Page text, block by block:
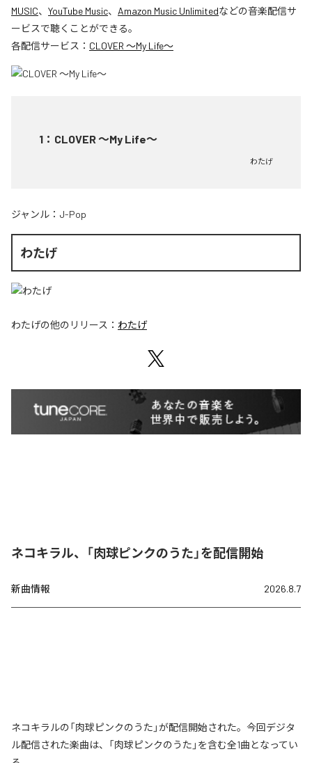
MUSIC、 YouTube Music、 Amazon Music Unlimitedなどの音楽配信サ
ービスで聴くことができる。
各配信サービス： CLOVER ～My Life～
1 ： CLOVER ～My Life～
わたげ
ジャンル： J-Pop
わたげ
わたげの他のリリース： わたげ
ネコキラル、「肉球ピンクのうた」を配信開始
新曲情報 2026.8.7
ネコキラルの「肉球ピンクのうた」が配信開始された。今回デジタ
ル配信された楽曲は、「肉球ピンクのうた」を含む全1曲となってい